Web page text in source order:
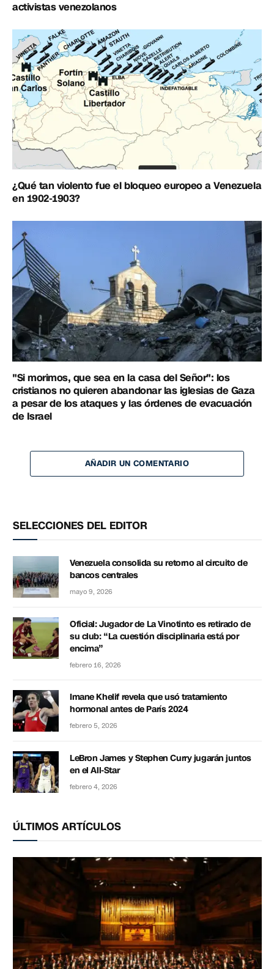
activistas venezolanos
¿Qué tan violento fue el bloqueo europeo a Venezuela
en 1902-1903?
"Si morimos, que sea en la casa del Señor": los
cristianos no quieren abandonar las iglesias de Gaza
a pesar de los ataques y las órdenes de evacuación
de Israel
AÑADIR UN COMENTARIO
SELECCIONES DEL EDITOR
Venezuela consolida su retorno al circuito de
bancos centrales
mayo 9, 2026
Oficial: Jugador de La Vinotinto es retirado de
su club: “La cuestión disciplinaria está por
encima”
febrero 16, 2026
Imane Khelif revela que usó tratamiento
hormonal antes de París 2024
febrero 5, 2026
LeBron James y Stephen Curry jugarán juntos
en el All-Star
febrero 4, 2026
ÚLTIMOS ARTÍCULOS